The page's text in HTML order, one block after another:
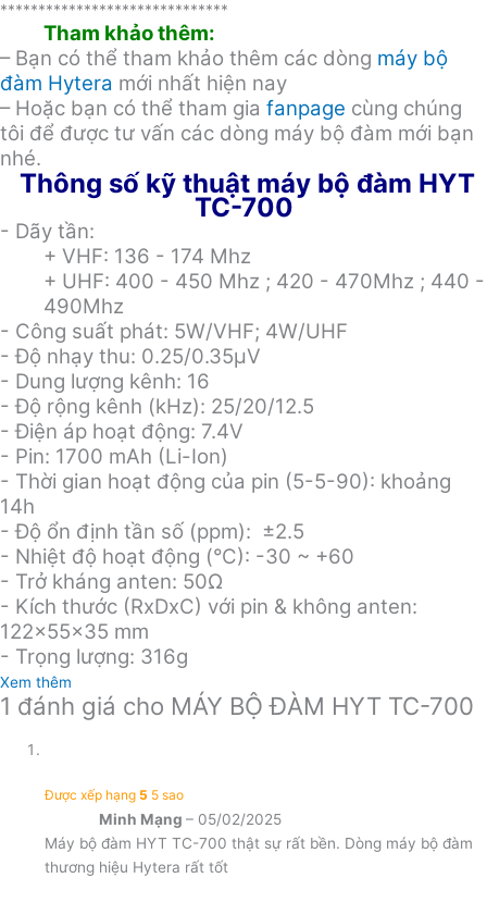
******************************
Tham khảo thêm:
– Bạn có thể tham khảo thêm các dòng máy bộ
đàm Hytera mới nhất hiện nay
– Hoặc bạn có thể tham gia fanpage cùng chúng
tôi để được tư vấn các dòng máy bộ đàm mới bạn
nhé.
Thông số kỹ thuật máy bộ đàm HYT
TC-700
- Dãy tần:
+ VHF: 136 - 174 Mhz
+ UHF: 400 - 450 Mhz ; 420 - 470Mhz ; 440 -
490Mhz
- Công suất phát: 5W/VHF; 4W/UHF
- Độ nhạy thu: 0.25/0.35μV
- Dung lượng kênh: 16
- Độ rộng kênh (kHz): 25/20/12.5
- Điện áp hoạt động: 7.4V
- Pin: 1700 mAh (Li-Ion)
- Thời gian hoạt động của pin (5-5-90): khoảng
14h
- Độ ổn định tần số (ppm): ±2.5
- Nhiệt độ hoạt động (°C): -30 ~ +60
- Trở kháng anten: 50Ω
- Kích thước (RxDxC) với pin & không anten:
122x55x35 mm
- Trọng lượng: 316g
Xem thêm
1 đánh giá cho MÁY BỘ ĐÀM HYT TC-700
Được xếp hạng5 5 sao
Minh Mạng– 05/02/2025
Máy bộ đàm HYT TC-700 thật sự rất bền. Dòng máy bộ đàm
thương hiệu Hytera rất tốt